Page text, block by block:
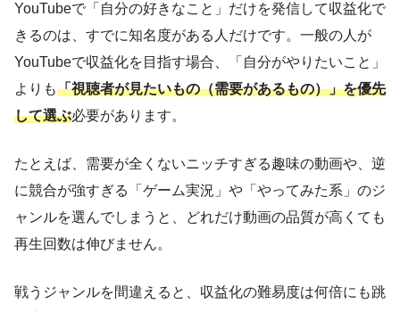
YouTubeで「自分の好きなこと」だけを発信して収益化で
きるのは、すでに知名度がある人だけです。一般の人が
YouTubeで収益化を目指す場合、「自分がやりたいこと」
よりも「視聴者が見たいもの（需要があるもの）」を優先
して選ぶ必要があります。
たとえば、需要が全くないニッチすぎる趣味の動画や、逆
に競合が強すぎる「ゲーム実況」や「やってみた系」のジ
ャンルを選んでしまうと、どれだけ動画の品質が高くても
再生回数は伸びません。
戦うジャンルを間違えると、収益化の難易度は何倍にも跳